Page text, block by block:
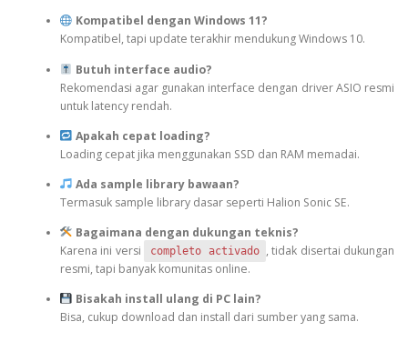
Kompatibel dengan Windows 11?
Kompatibel, tapi update terakhir mendukung Windows 10.
Butuh interface audio?
Rekomendasi agar gunakan interface dengan driver ASIO resmi
untuk latency rendah.
Apakah cepat loading?
Loading cepat jika menggunakan SSD dan RAM memadai.
Ada sample library bawaan?
Termasuk sample library dasar seperti Halion Sonic SE.
Bagaimana dengan dukungan teknis?
Karena ini versi
completo activado
, tidak disertai dukungan
resmi, tapi banyak komunitas online.
Bisakah install ulang di PC lain?
Bisa, cukup download dan install dari sumber yang sama.